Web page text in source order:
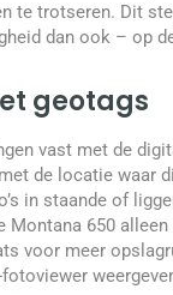
te trotseren. Dit
dan ook – op
geotags
vast met de
de locatie waar
in staande of
Montana 650
voor meer